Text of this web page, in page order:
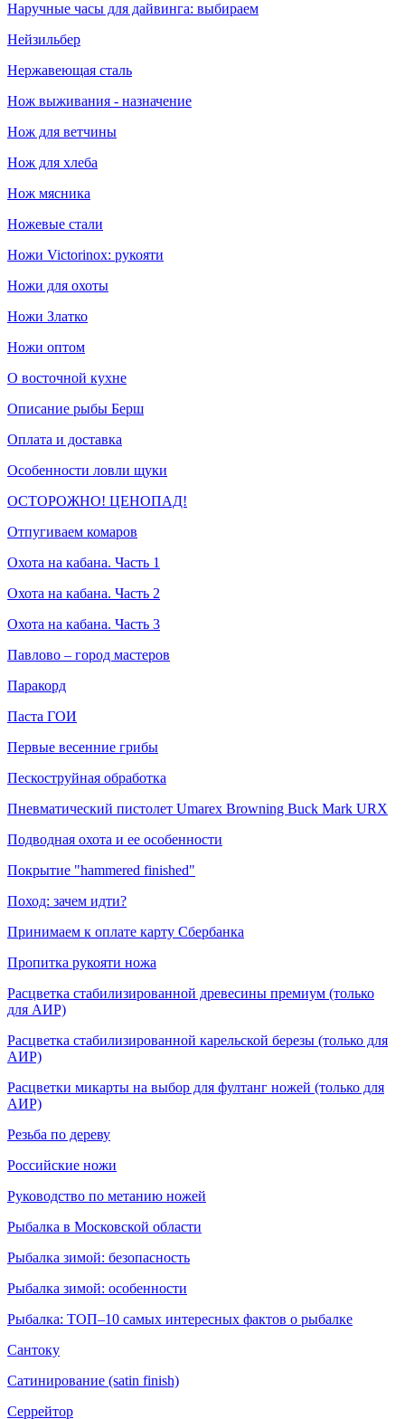
Наручные часы для дайвинга: выбираем
Нейзильбер
Нержавеющая сталь
Нож выживания - назначение
Нож для ветчины
Нож для хлеба
Нож мясника
Ножевые стали
Ножи Victorinox: рукояти
Ножи для охоты
Ножи Златко
Ножи оптом
О восточной кухне
Описание рыбы Берш
Оплата и доставка
Особенности ловли щуки
ОСТОРОЖНО! ЦЕНОПАД!
Отпугиваем комаров
Охота на кабана. Часть 1
Охота на кабана. Часть 2
Охота на кабана. Часть 3
Павлово – город мастеров
Паракорд
Паста ГОИ
Первые весенние грибы
Пескоструйная обработка
Пневматический пистолет Umarex Browning Buck Mark URX
Подводная охота и ее особенности
Покрытие "hammered finished"
Поход: зачем идти?
Принимаем к оплате карту Сбербанка
Пропитка рукояти ножа
Расцветка стабилизированной древесины премиум (только
для АИР)
Расцветка стабилизированной карельской березы (только для
АИР)
Расцветки микарты на выбор для фултанг ножей (только для
АИР)
Резьба по дереву
Российские ножи
Руководство по метанию ножей
Рыбалка в Московской области
Рыбалка зимой: безопасность
Рыбалка зимой: особенности
Рыбалка: ТОП–10 самых интересных фактов о рыбалке
Сантоку
Сатинирование (satin finish)
Серрейтор